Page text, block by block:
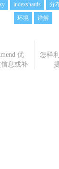
indexshards 分
环境
详解
优
息或补
怎样